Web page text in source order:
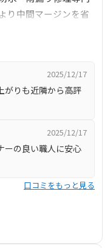
り中間マージンを省
根状況確認や現地
ートも充実していま
、職人は近隣への配
、本山町を含む高知
2025/12/17
がりも近隣から高評
2025/12/17
ーの良い職人に安心
口コミをもっと見る